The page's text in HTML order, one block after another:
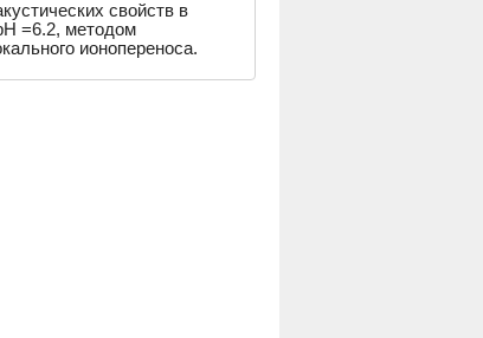
свойств в
=6.2, методом
ионопереноса.